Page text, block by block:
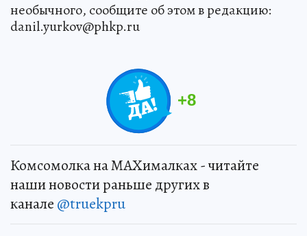
необычного, сообщите об этом в редакцию:
danil.yurkov@phkp.ru
+8
Комсомолка на MAXималках - читайте
наши новости раньше других в
канале @truekpru